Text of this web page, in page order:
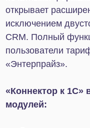
приложения